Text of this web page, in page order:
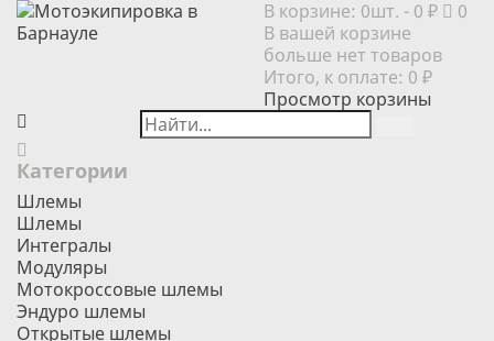
В корзине: 0шт. - 0 ₽
0
В вашей корзине
больше нет товаров
Итого, к оплате: 0 ₽
Просмотр корзины
Категории
Шлемы
Шлемы
Интегралы
Модуляры
Мотокроссовые шлемы
Эндуро шлемы
Открытые шлемы